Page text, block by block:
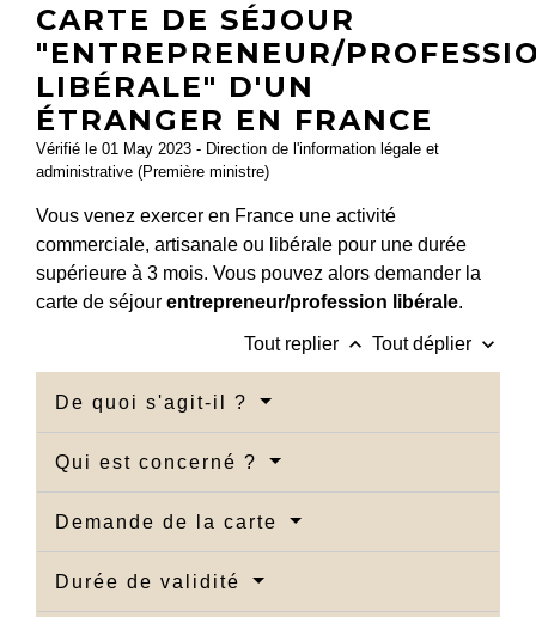
CARTE DE SÉJOUR
"ENTREPRENEUR/
LIBÉRALE" D'UN
ÉTRANGER EN FRANCE
Vérifié le 01 May 2023 - Direction de l'information légale et
administrative (Première ministre)
Vous venez exercer en France une activité
commerciale, artisanale ou libérale pour une durée
supérieure à 3 mois. Vous pouvez alors demander la
carte de séjour entrepreneur/profession libérale.
Tout replier keyboard_arrow_up Tout déplier keyboard_arrow_down
De quoi s'agit-il ?
Qui est concerné ?
Demande de la carte
Durée de validité